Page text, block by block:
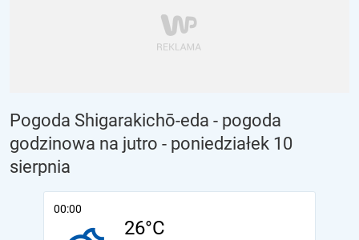
Pogoda Shigarakichō-eda - pogoda
godzinowa na jutro - poniedziałek 10
sierpnia
00:00
26°C